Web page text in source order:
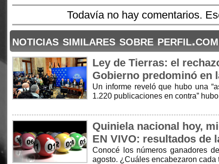
Todavía no hay comentarios.
noticias similares sobre perfil.com
Ley de Tierras: el
Gobierno predominó en
Un informe reveló que hubo una
1.220 publicaciones en contra”
Quiniela nacional hoy,
EN VIVO: resultados de
Conocé los números ganadores
agosto. ¿Cuáles encabezaron cada